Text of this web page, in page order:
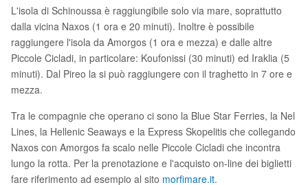
L'isola di Schinoussa è raggiungibile solo via mare, soprattutto
dalla vicina Naxos (1 ora e 20 minuti). Inoltre è possibile
raggiungere l'isola da Amorgos (1 ora e mezza) e dalle altre
Piccole Cicladi, in particolare: Koufonissi (30 minuti) ed Iraklia (5
minuti). Dal Pireo la si può raggiungere con il traghetto in 7 ore e
mezza.
Tra le compagnie che operano ci sono la Blue Star Ferries, la Nel
Lines, la Hellenic Seaways e la Express Skopelitis che collegando
Naxos con Amorgos fa scalo nelle Piccole Cicladi che incontra
lungo la rotta. Per la prenotazione e l'acquisto on-line dei biglietti
fare riferimento ad esempio al sito morfimare.it.